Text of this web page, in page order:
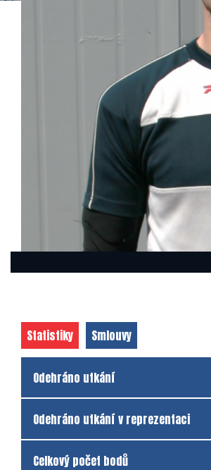
Statistiky Smlouvy
Odehráno utkání
Odehráno utkání v reprezentaci
Celkový počet bodů